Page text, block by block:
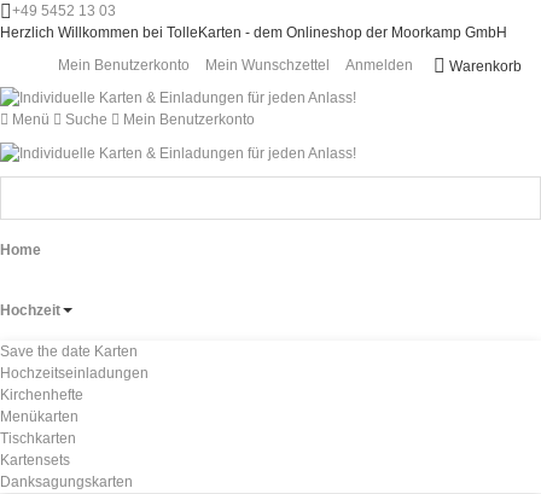
+49 5452 13 03
Herzlich Willkommen bei TolleKarten - dem Onlineshop der Moorkamp GmbH
Warenkorb
Mein Benutzerkonto Mein Wunschzettel Anmelden
Menü Suche Mein Benutzerkonto
Home
Hochzeit
Save the date Karten
Hochzeitseinladungen
Kirchenhefte
Menükarten
Tischkarten
Kartensets
Danksagungskarten